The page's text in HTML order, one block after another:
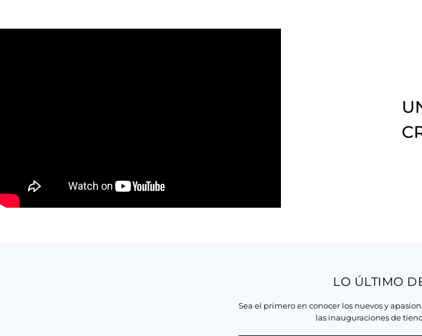
LO ÚLTIMO
Sea el primero en conocer los nuevos y
las inauguraciones de